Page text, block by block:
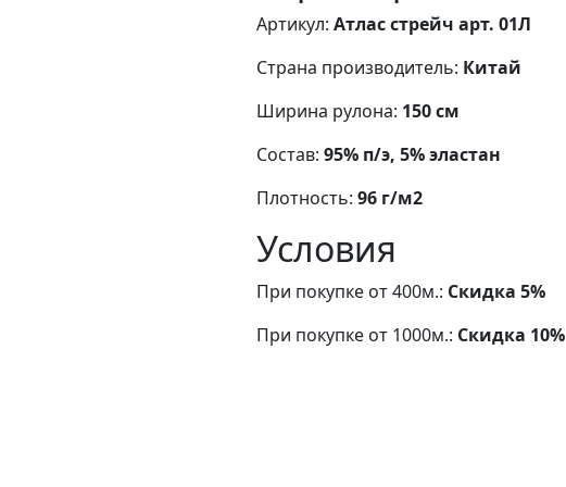
Артикул: Атлас стрейч арт. 01Л
Страна производитель: Китай
Ширина рулона: 150 см
Состав: 95% п/э, 5% эластан
Плотность: 96 г/м2
Условия
При покупке от 400м.: Скидка 5%
При покупке от 1000м.: Скидка 10%